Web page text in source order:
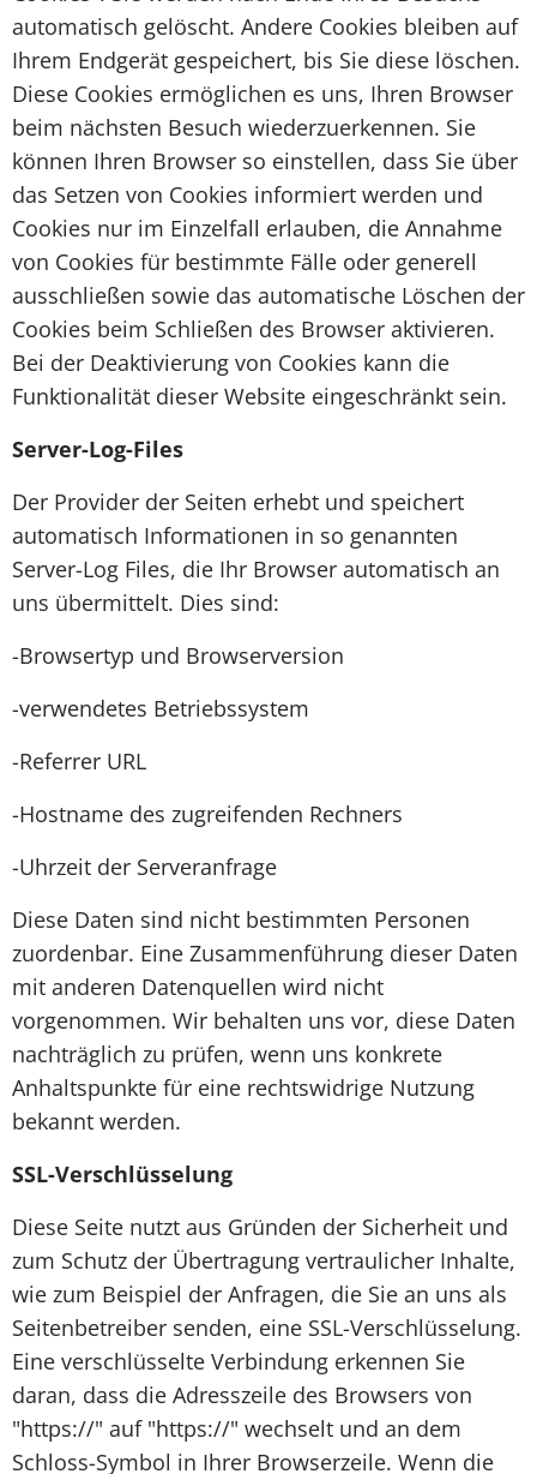
automatisch gelöscht. Andere Cookies bleiben auf
Ihrem Endgerät gespeichert, bis Sie diese löschen.
Diese Cookies ermöglichen es uns, Ihren Browser
beim nächsten Besuch wiederzuerkennen. Sie
können Ihren Browser so einstellen, dass Sie über
das Setzen von Cookies informiert werden und
Cookies nur im Einzelfall erlauben, die Annahme
von Cookies für bestimmte Fälle oder generell
ausschließen sowie das automatische Löschen der
Cookies beim Schließen des Browser aktivieren.
Bei der Deaktivierung von Cookies kann die
Funktionalität dieser Website eingeschränkt sein.
Server-Log-Files
Der Provider der Seiten erhebt und speichert
automatisch Informationen in so genannten
Server-Log Files, die Ihr Browser automatisch an
uns übermittelt. Dies sind:
-Browsertyp und Browserversion
-verwendetes Betriebssystem
-Referrer URL
-Hostname des zugreifenden Rechners
-Uhrzeit der Serveranfrage
Diese Daten sind nicht bestimmten Personen
zuordenbar. Eine Zusammenführung dieser Daten
mit anderen Datenquellen wird nicht
vorgenommen. Wir behalten uns vor, diese Daten
nachträglich zu prüfen, wenn uns konkrete
Anhaltspunkte für eine rechtswidrige Nutzung
bekannt werden.
SSL-Verschlüsselung
Diese Seite nutzt aus Gründen der Sicherheit und
zum Schutz der Übertragung vertraulicher Inhalte,
wie zum Beispiel der Anfragen, die Sie an uns als
Seitenbetreiber senden, eine SSL-Verschlüsselung.
Eine verschlüsselte Verbindung erkennen Sie
daran, dass die Adresszeile des Browsers von
"https://" auf "https://" wechselt und an dem
Schloss-Symbol in Ihrer Browserzeile. Wenn die